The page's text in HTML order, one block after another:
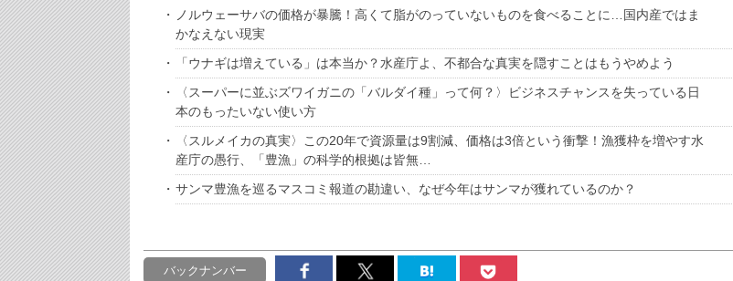
ノルウェーサバの価格が暴騰！高くて脂がのっていないものを食べることに…国内産ではま
かなえない現実
「ウナギは増えている」は本当か？水産庁よ、不都合な真実を隠すことはもうやめよう
〈スーパーに並ぶズワイガニの「バルダイ種」って何？〉ビジネスチャンスを失っている日
本のもったいない使い方
〈スルメイカの真実〉この20年で資源量は9割減、価格は3倍という衝撃！漁獲枠を増やす水
産庁の愚行、「豊漁」の科学的根拠は皆無…
サンマ豊漁を巡るマスコミ報道の勘違い、なぜ今年はサンマが獲れているのか？
バックナンバー